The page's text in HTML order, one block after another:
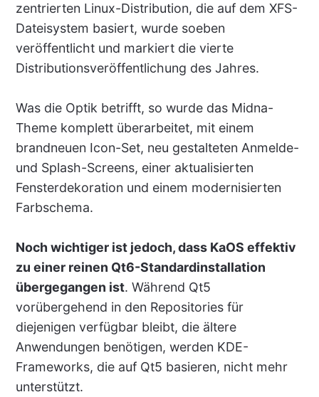
zentrierten Linux-Distribution, die auf dem XFS-
Dateisystem basiert, wurde soeben
veröffentlicht und markiert die vierte
Distributionsveröffentlichung des Jahres.
Was die Optik betrifft, so wurde das Midna-
Theme komplett überarbeitet, mit einem
brandneuen Icon-Set, neu gestalteten Anmelde-
und Splash-Screens, einer aktualisierten
Fensterdekoration und einem modernisierten
Farbschema.
Noch wichtiger ist jedoch, dass KaOS effektiv
zu einer reinen Qt6-Standardinstallation
übergegangen ist. Während Qt5
vorübergehend in den Repositories für
diejenigen verfügbar bleibt, die ältere
Anwendungen benötigen, werden KDE-
Frameworks, die auf Qt5 basieren, nicht mehr
unterstützt.